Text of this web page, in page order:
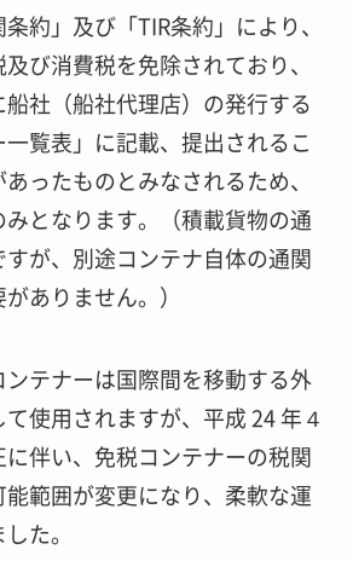
約」及び「TIR条約」により、
び消費税を免除されており、
社（船社代理店）の発行する
一覧表」に記載、提出されるこ
ったものとみなされるため、
みとなります。（積載貨物の通
すが、別途コンテナ自体の通関
ありません。）
ンテナーは国際間を移動する外
使用されますが、平成 24 年４
に伴い、免税コンテナーの税関
能範囲が変更になり、柔軟な運
た。